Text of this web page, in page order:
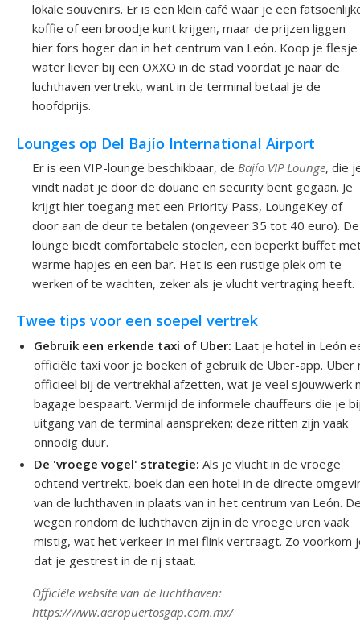
lokale souvenirs. Er is een klein café waar je een
koffie of een broodje kunt krijgen, maar de prijzen liggen
hier fors hoger dan in het centrum van León. Koop je flesje
water liever bij een OXXO in de stad voordat je naar de
luchthaven vertrekt, want in de terminal betaal je de
hoofdprijs.
Lounges op Del Bajío International Airport
Er is een VIP-lounge beschikbaar, de Bajío VIP Lounge, die
vindt nadat je door de douane en security bent gegaan. Je
krijgt hier toegang met een Priority Pass, LoungeKey of
door aan de deur te betalen (ongeveer 35 tot 40 euro). De
lounge biedt comfortabele stoelen, een beperkt buffet
warme hapjes en een bar. Het is een rustige plek om te
werken of te wachten, zeker als je vlucht vertraging heeft.
Twee tips voor een soepel vertrek
Gebruik een erkende taxi of Uber: Laat je hotel in León
officiële taxi voor je boeken of gebruik de Uber-app. Uber
officieel bij de vertrekhal afzetten, wat je veel sjouwwerk
bagage bespaart. Vermijd de informele chauffeurs die je
uitgang van de terminal aanspreken; deze ritten zijn vaak
onnodig duur.
De 'vroege vogel' strategie: Als je vlucht in de vroege
ochtend vertrekt, boek dan een hotel in de directe
van de luchthaven in plaats van in het centrum van León.
wegen rondom de luchthaven zijn in de vroege uren vaak
mistig, wat het verkeer in mei flink vertraagt. Zo voorkom
dat je gestrest in de rij staat.
Officiële website van de luchthaven:
https://www.aeropuertosgap.com.mx/